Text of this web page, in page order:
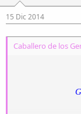
15 Dic 2014
Caballero de los